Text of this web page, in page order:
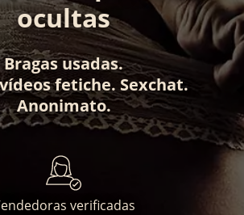
ocultas
Bragas usadas.
vídeos fetiche. Sexchat.
Anonimato.
verificadas